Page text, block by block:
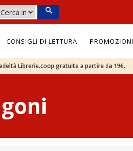
CONSIGLI DI LETTURA PROMOZIONI
Librerie.coop gratuite a partire da 19€.